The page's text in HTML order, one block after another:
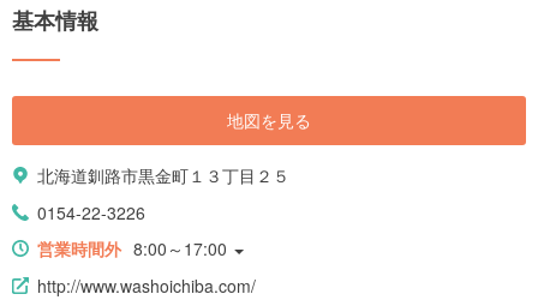
基本情報
地図を見る
北海道釧路市黒金町１３丁目２５
0154-22-3226
営業時間外 8:00～17:00
http://www.washoichiba.com/